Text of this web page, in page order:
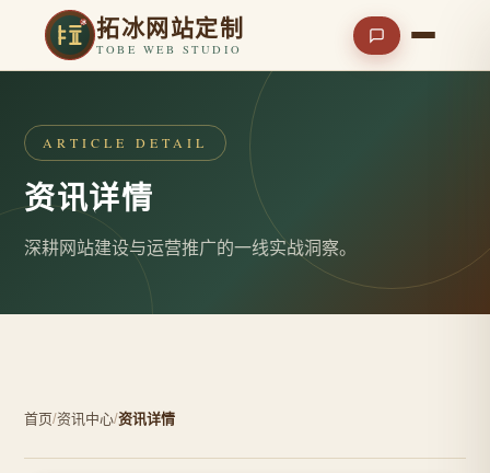
拓冰网站定制
TOBE WEB STUDIO
ARTICLE DETAIL
资讯详情
深耕网站建设与运营推广的一线实战洞察。
首页/资讯中心/资讯详情